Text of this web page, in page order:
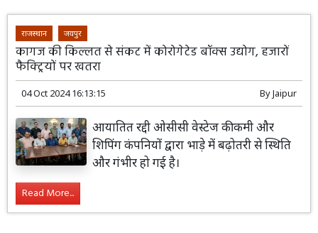
राजस्थान जयपुर
कागज की किल्लत से संकट में कोरोगेटेड बॉक्स उद्योग, हजारों
फैक्ट्रियों पर खतरा
04 Oct 2024 16:13:15 ByJaipur
आयातित रद्दी ओसीसी वेस्टेज की कमी और
शिपिंग कंपनियों द्वारा भाड़े में बढ़ोतरी से स्थिति
और गंभीर हो गई है।
Read More...